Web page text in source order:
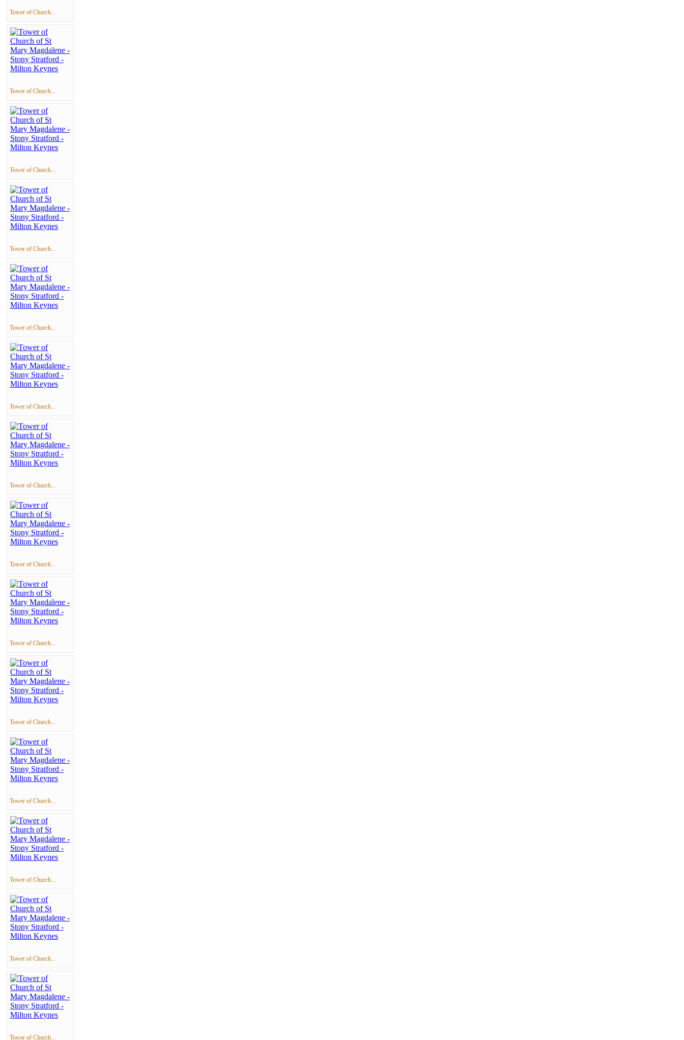
Tower of Church...
Tower of Church...
Tower of Church...
Tower of Church...
Tower of Church...
Tower of Church...
Tower of Church...
Tower of Church...
Tower of Church...
Tower of Church...
Tower of Church...
Tower of Church...
Tower of Church...
Tower of Church...